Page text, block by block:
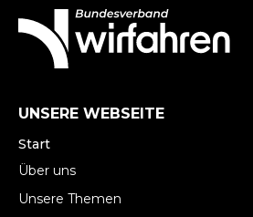
UNSERE WEBSEITE
Start
Über uns
Unsere Themen